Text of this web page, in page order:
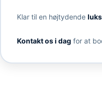
Klar til en højtydende
Kontakt os i dag for at